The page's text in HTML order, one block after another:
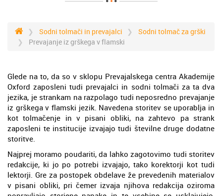
Sodni tolmači in prevajalci
Sodni tolmač za grški
Prevajanje iz grškega v flamski
Glede na to, da so v sklopu Prevajalskega centra Akademije
Oxford zaposleni tudi prevajalci in sodni tolmači za ta dva
jezika, je strankam na razpolago tudi neposredno prevajanje
iz grškega v flamski jezik. Navedena storitev se uporablja in
kot tolmačenje in v pisani obliki, na zahtevo pa strank
zaposleni te institucije izvajajo tudi številne druge dodatne
storitve.
Najprej moramo poudariti, da lahko zagotovimo tudi storitev
redakcije, ki jo po potrebi izvajajo, tako korektorji kot tudi
lektorji. Gre za postopek obdelave že prevedenih materialov
v pisani obliki, pri čemer izvaja njihova redakcija oziroma